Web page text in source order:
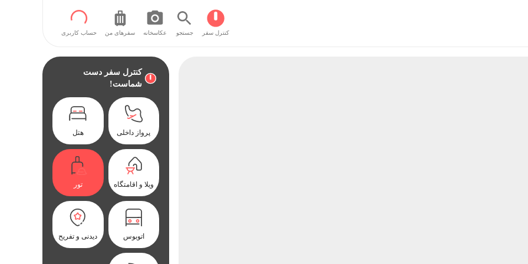
کنترل سفر جستجو عکاسخانه سفر‌های من حساب کاربری
کنترل سفر دست
شماست!
پرواز داخلی هتل
ویلا و اقامتگاه تور
اتوبوس دیدنی و تفریح